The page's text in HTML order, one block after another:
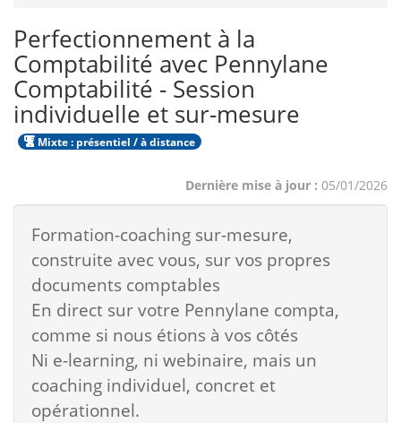
Perfectionnement à la
Comptabilité avec Pennylane
Comptabilité - Session
individuelle et sur-mesure
Mixte : présentiel / à distance
Dernière mise à jour : 05/01/2026
Formation-coaching sur-mesure,
construite avec vous, sur vos propres
documents comptables
En direct sur votre Pennylane compta,
comme si nous étions à vos côtés
Ni e-learning, ni webinaire, mais un
coaching individuel, concret et
opérationnel.